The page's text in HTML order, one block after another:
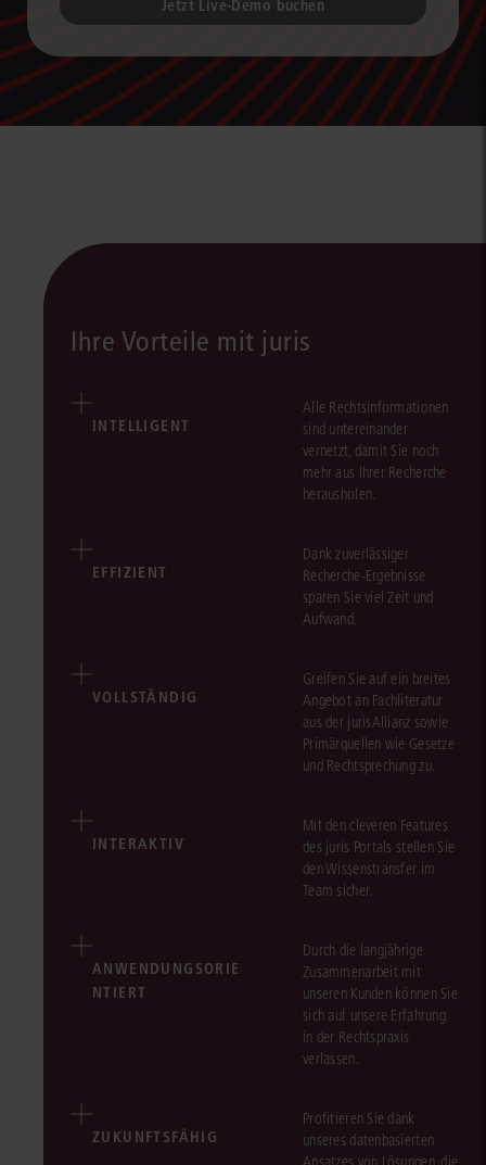
Jetzt Live-Demo buchen
Ihre Vorteile mit juris
INTELLIGENT
Alle Rechtsinformationen
sind untereinander
vernetzt, damit Sie noch
mehr aus Ihrer Recherche
herausholen.
EFFIZIENT
Dank zuverlässiger
Recherche-Ergebnisse
sparen Sie viel Zeit und
Aufwand.
VOLLSTÄNDIG
Greifen Sie auf ein breites
Angebot an Fachliteratur
aus der jurisAllianz sowie
Primärquellen wie Gesetze
und Rechtsprechung zu.
INTERAKTIV
Mit den cleveren Features
des juris Portals stellen Sie
den Wissenstransfer im
Team sicher.
ANWENDUNGSORIE
NTIERT
Durch die langjährige
Zusammenarbeit mit
unseren Kunden können Sie
sich auf unsere Erfahrung
in der Rechtspraxis
verlassen.
ZUKUNFTSFÄHIG
Profitieren Sie dank
unseres datenbasierten